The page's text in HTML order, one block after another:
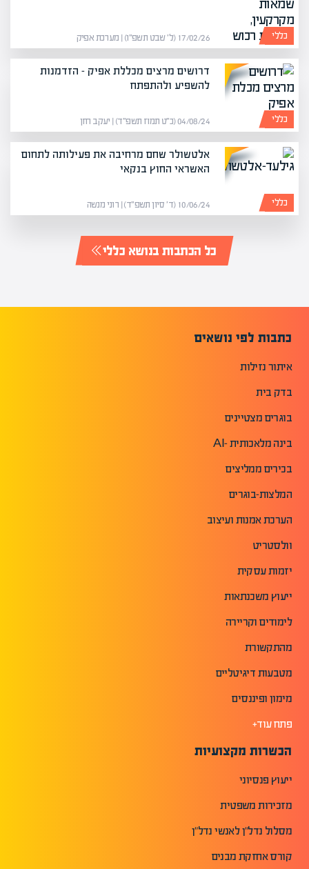
כללי 17/02/26 (ל׳ שבט תשפ״ו) | מערכת אפיק
כללי
דרושים מרצים מכללת אפיק – הזדמנות
להשפיע ולהתפתח
04/08/24 (כ״ט תמוז תשפ״ד) | יעקב חזן
כללי
אלטשולר שחם מרחיבה את פעילותה לתחום
האשראי החוץ בנקאי
10/06/24 (ד׳ סיון תשפ״ד) | רוני מנשה
כל הכתבות בנושא כללי
כתבות לפי נושאים
איתור נזילות
בדק בית
בוגרים מצטיינים
בינה מלאכותית -AI
בכירים ממליצים
המלצות-בוגרים
הערכת אמנות ועיצוב
וולסטריט
יזמות עסקית
ייעוץ משכנתאות
לימודים וקריירה
מהתקשורת
מטבעות דיגיטליים
מימון ופיננסים
פתח עוד+
הכשרות מקצועיות
ייעוץ פנסיוני
מזכירות משפטית
מסלול נדל"ן לאנשי נדל"ן
קורס אחזקת מבנים